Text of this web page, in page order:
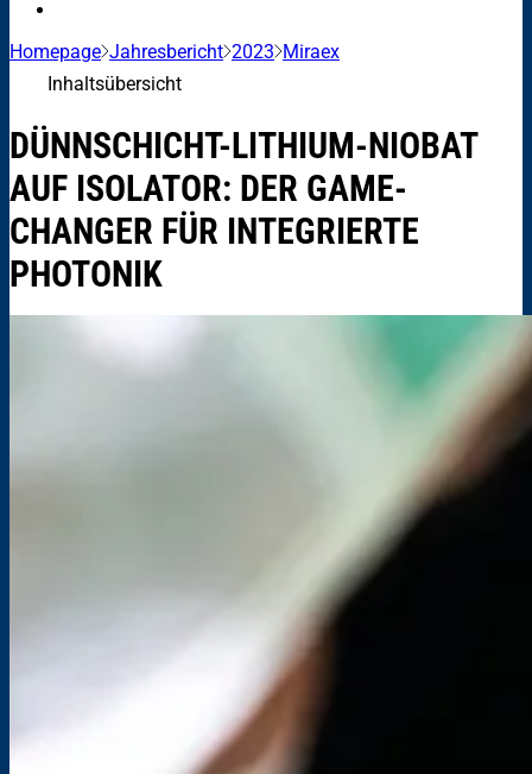
Homepage Jahresbericht 2023 Miraex
Inhaltsübersicht
DÜNNSCHICHT-LITHIUM-NIOBAT
AUF ISOLATOR: DER GAME-
CHANGER FÜR INTEGRIERTE
PHOTONIK